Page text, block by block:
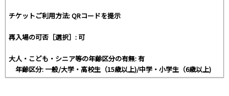
チケットご利用方法: QRコードを提示
再入場の可否［選択］: 可
大人・こども・シニア等の年齢区分の有無: 有
年齢区分: 一般/大学・高校生（15歳以上)/中学・小学生（6歳以上)